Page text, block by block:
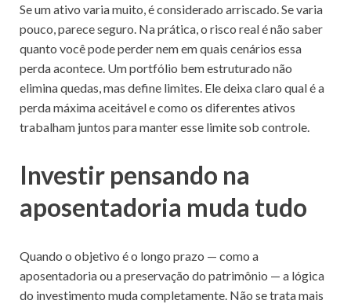
Se um ativo varia muito, é considerado arriscado. Se varia
pouco, parece seguro. Na prática, o risco real é não saber
quanto você pode perder nem em quais cenários essa
perda acontece. Um portfólio bem estruturado não
elimina quedas, mas define limites. Ele deixa claro qual é a
perda máxima aceitável e como os diferentes ativos
trabalham juntos para manter esse limite sob controle.
Investir pensando na
aposentadoria muda tudo
Quando o objetivo é o longo prazo — como a
aposentadoria ou a preservação do patrimônio — a lógica
do investimento muda completamente. Não se trata mais